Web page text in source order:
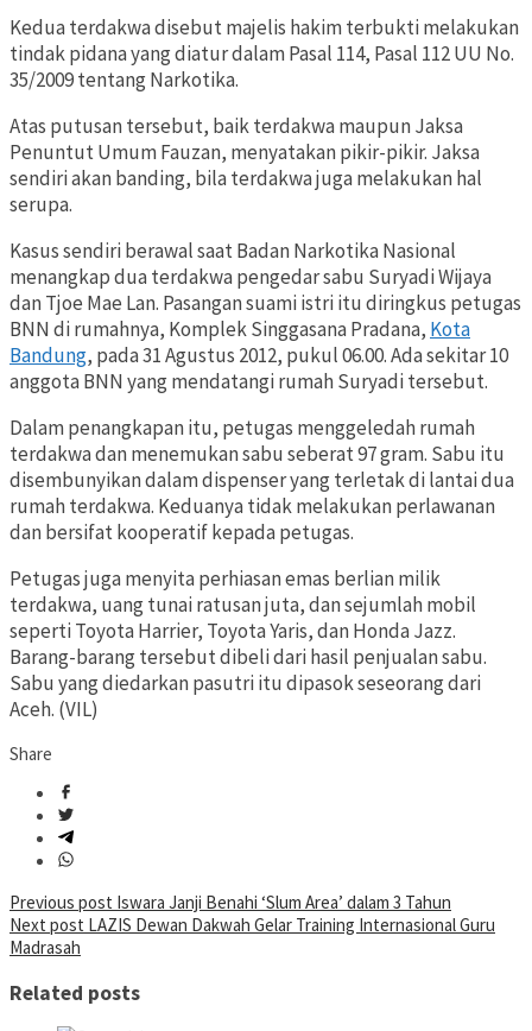
Kedua terdakwa disebut majelis hakim terbukti melakukan
tindak pidana yang diatur dalam Pasal 114, Pasal 112 UU No.
35/2009 tentang Narkotika.
Atas putusan tersebut, baik terdakwa maupun Jaksa
Penuntut Umum Fauzan, menyatakan pikir-pikir. Jaksa
sendiri akan banding, bila terdakwa juga melakukan hal
serupa.
Kasus sendiri berawal saat Badan Narkotika Nasional
menangkap dua terdakwa pengedar sabu Suryadi Wijaya
dan Tjoe Mae Lan. Pasangan suami istri itu diringkus petugas
BNN di rumahnya, Komplek Singgasana Pradana, Kota
Bandung, pada 31 Agustus 2012, pukul 06.00. Ada sekitar 10
anggota BNN yang mendatangi rumah Suryadi tersebut.
Dalam penangkapan itu, petugas menggeledah rumah
terdakwa dan menemukan sabu seberat 97 gram. Sabu itu
disembunyikan dalam dispenser yang terletak di lantai dua
rumah terdakwa. Keduanya tidak melakukan perlawanan
dan bersifat kooperatif kepada petugas.
Petugas juga menyita perhiasan emas berlian milik
terdakwa, uang tunai ratusan juta, dan sejumlah mobil
seperti Toyota Harrier, Toyota Yaris, dan Honda Jazz.
Barang-barang tersebut dibeli dari hasil penjualan sabu.
Sabu yang diedarkan pasutri itu dipasok seseorang dari
Aceh. (VIL)
Share
Post
navigation
Previous post Iswara Janji Benahi ‘Slum Area’ dalam 3 Tahun
Next post LAZIS Dewan Dakwah Gelar Training Internasional Guru
Madrasah
Related posts